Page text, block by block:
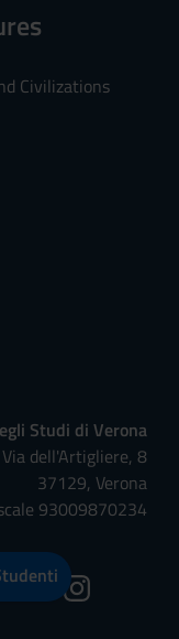
Civilizations
Studi di Verona
Via dell'Artigliere, 8
37129, Verona
93009870234